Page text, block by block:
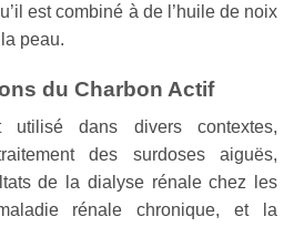
est combiné à de l’huile de noix
peau.
du Charbon Actif
dans divers contextes,
des surdoses aiguës,
de la dialyse rénale chez les
rénale chronique, et la